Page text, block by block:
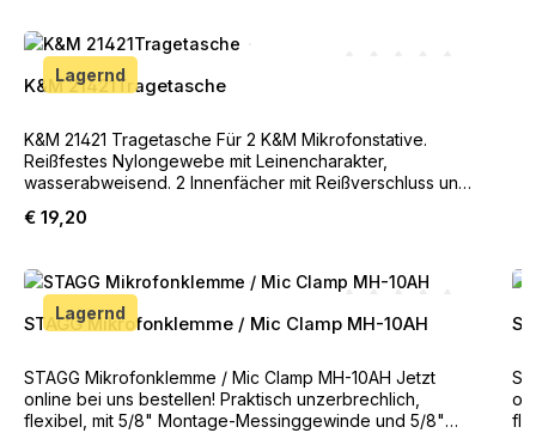
Produktgalerie überspringen
Lagernd
K&M 21421Tragetasche
K&M 21421 Tragetasche Für 2 K&M Mikrofonstative.
Reißfestes Nylongewebe mit Leinencharakter,
wasserabweisend. 2 Innenfächer mit Reißverschluss und
online bei uns bestellen! Produkteigenschaften:
zwei Mikrofonstativen; zwei Innenfächer EAN:
4016842208944 Gewicht: 0,34 kg Griff- bzw. Trageart:
Tragegriff Maße: 1.000 x 130 x 130 mm Material: Nylon
Verschluss: Reißverschlu
Regulärer Preis:
€ 19,20
Produktgalerie überspringen
Lagernd
Durchschnittliche
STAGG Mikrofonklemme / Mic Clamp MH-10AH
STAGG Mikrofonklemme / Mic Clamp MH-10AH Jetzt
online bei uns bestellen! Praktisch unzerbrechlich,
flexibel, mit 5/8" Montage-Messinggewinde und 5/8"